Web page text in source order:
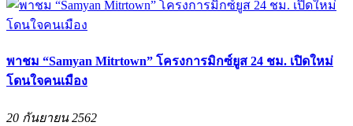
พาชม “Samyan Mitrtown” โครงการมิกซ์ยูส 24 ชม. เปิดใหม่
โดนใจคนเมือง
20 กันยายน 2562